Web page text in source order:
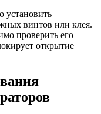
установить
винтов или клея.
проверить его
открытие